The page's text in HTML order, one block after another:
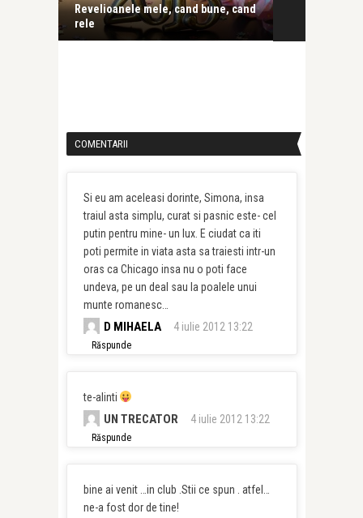
Ghici ce-am mai patit in ultima vreme!
COMENTARII
Si eu am aceleasi dorinte, Simona, insa
traiul asta simplu, curat si pasnic este- cel
putin pentru mine- un lux. E ciudat ca iti
poti permite in viata asta sa traiesti intr-un
oras ca Chicago insa nu o poti face
undeva, pe un deal sau la poalele unui
munte romanesc…
D MIHAELA 4 iulie 2012 13:22
Răspunde
te-alinti
UN TRECATOR 4 iulie 2012 13:22
Răspunde
bine ai venit …in club .Stii ce spun . atfel…
ne-a fost dor de tine!